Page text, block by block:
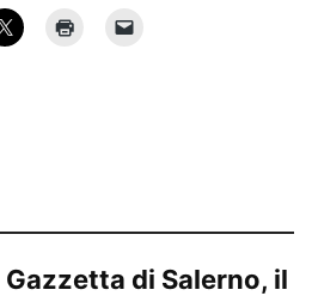
di Salerno, il